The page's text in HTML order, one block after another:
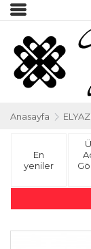
Anasayfa
En
yeniler